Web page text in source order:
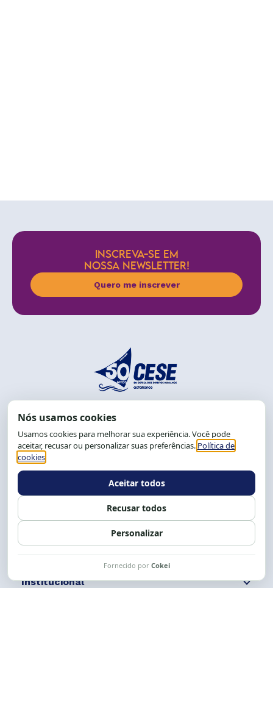
INSCREVA-SE EM
NOSSA NEWSLETTER!
Quero me inscrever
End.: R. da Graça, 150. Graça
CEP: 40.150-055
Salvador-BA, Brasil.
Tel.: (71) 2104-5457, Cel.: (71) 9 9239-2104 ou 2105
Expediente: 8h às 12h e 13 às 17h.
Siga nossas redes Fale conosco
Institucional